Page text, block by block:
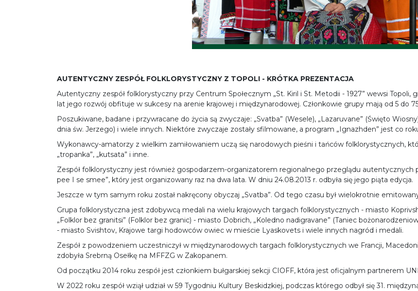
AUTENTYCZNY ZESPÓŁ FOLKLORYSTYCZNY Z TOPOLI - KRÓTKA PREZENTACJA
Autentyczny zespół folklorystyczny przy Centrum Społecznym „St. Kiril i St. Metodii - 1927” wewsi Topoli,
lat jego rozwój obfituje w sukcesy na arenie krajowej i międzynarodowej. Członkowie grupy mają od 5 do
Poszukiwane, badane i przywracane do życia są zwyczaje: „Svatba” (Wesele), „Lazaruvane” (Święto
dnia św. Jerzego) i wiele innych. Niektóre zwyczaje zostały sfilmowane, a program „Ignazhden” jest co
Wykonawcy-amatorzy z wielkim zamiłowaniem uczą się narodowych pieśni i tańców folklorystycznych,
„tropanka”, „kutsata” i inne.
Zespół folklorystyczny jest również gospodarzem-organizatorem regionalnego przeglądu autentycznych
pee I se smee”, który jest organizowany raz na dwa lata. W dniu 24.08.2013 r. odbyła się jego piąta edycja.
Jeszcze w tym samym roku został nakręcony obyczaj „Svatba”. Od tego czasu był wielokrotnie
Grupa folklorystyczna jest zdobywcą medali na wielu krajowych targach folklorystycznych - miasto
„Folklor bez granitsi” (Folklor bez granic) - miasto Dobrich, „Koledno nadigravane” (Taniec
- miasto Svishtov, Krajowe targi hodowców owiec w mieście Lyaskovets i wiele innych nagród i medali.
Zespół z powodzeniem uczestniczył w międzynarodowych targach folklorystycznych we Francji,
zdobyła Srebrną Osełkę na MFFZG w Zakopanem.
Od początku 2014 roku zespół jest członkiem bułgarskiej sekcji CIOFF, która jest oficjalnym partnerem
W 2022 roku zespół wziął udział w 59 Tygodniu Kultury Beskidzkiej, podczas którego odbył się 31.